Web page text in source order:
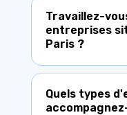
Travaillez-
entreprises
Paris ?
Quels types